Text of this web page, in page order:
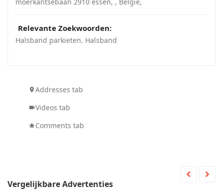
Relevante Zoekwoorden:
Halsband parkieten. Halsband
Addresses tab
Videos tab
Comments tab
Vergelijkbare Advertenties